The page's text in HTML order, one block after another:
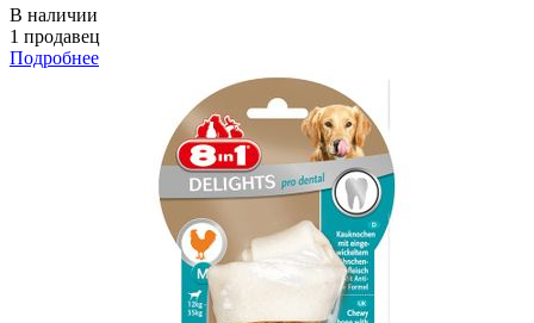
В наличии
1 продавец
Подробнее